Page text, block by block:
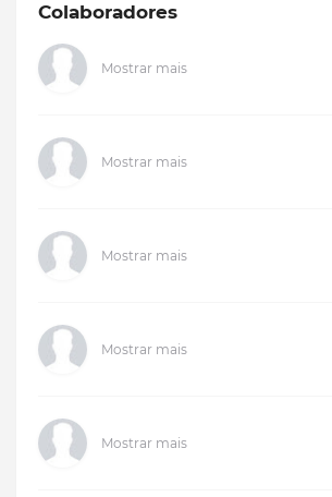
Colaboradores
Mostrar mais
Mostrar mais
Mostrar mais
Mostrar mais
Mostrar mais